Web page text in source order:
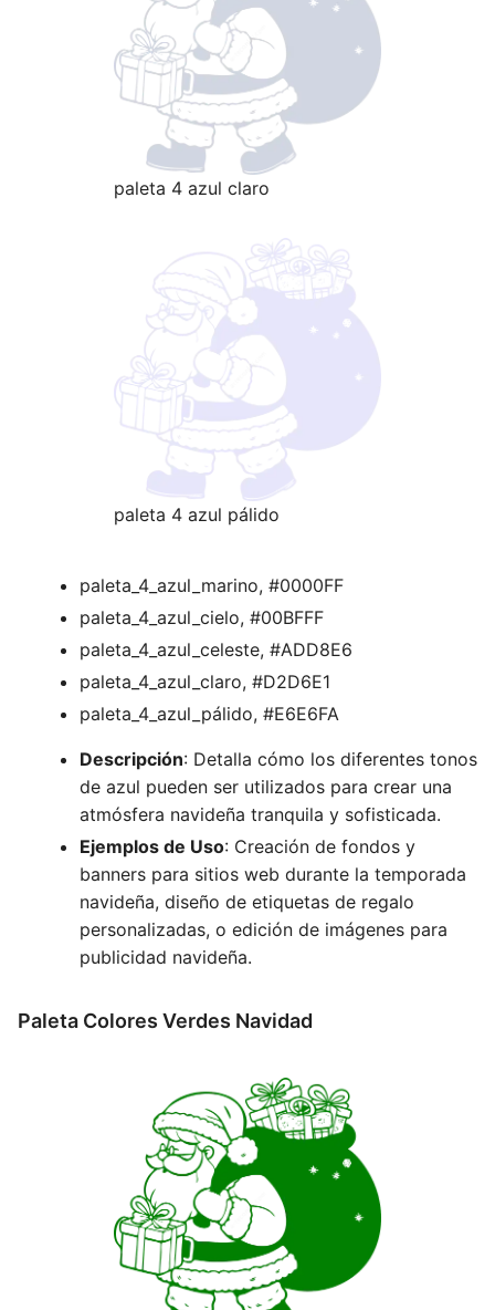
paleta 4 azul claro
paleta 4 azul pálido
paleta_4_azul_marino, #0000FF
paleta_4_azul_cielo, #00BFFF
paleta_4_azul_celeste, #ADD8E6
paleta_4_azul_claro, #D2D6E1
paleta_4_azul_pálido, #E6E6FA
Descripción: Detalla cómo los diferentes tonos
de azul pueden ser utilizados para crear una
atmósfera navideña tranquila y sofisticada.
Ejemplos de Uso: Creación de fondos y
banners para sitios web durante la temporada
navideña, diseño de etiquetas de regalo
personalizadas, o edición de imágenes para
publicidad navideña.
Paleta Colores Verdes Navidad